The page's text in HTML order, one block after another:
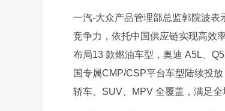
一汽-大众产品管理部总监郭院波表
竞争力，依托中国供应链实现高效
布局13 款燃油车型，奥迪 A5L、
国专属CMP/CSP平台车型陆续投
轿车、SUV、MPV 全覆盖，满足全